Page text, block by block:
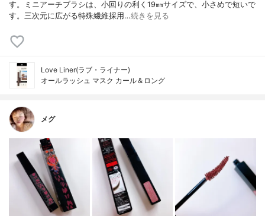
す。ミニアーチブラシは、小回りの利く19㎜サイズで、小さめで短いで
す。三次元に広がる特殊繊維採用…続きを見る
Love Liner(ラブ・ライナー)
オールラッシュ マスク カール＆ロング
メグ